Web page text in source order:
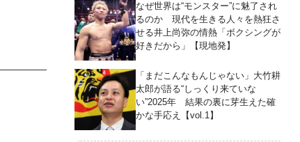
なぜ世界は“モンスター”に魅了され
るのか 現代を生きる人々を熱狂さ
せる井上尚弥の情熱「ボクシングが
好きだから」【現地発】
「まだこんなもんじゃない」大竹耕
太郎が語る“しっくり来ていな
い”2025年 結果の裏に芽生えた確
かな手応え【vol.1】